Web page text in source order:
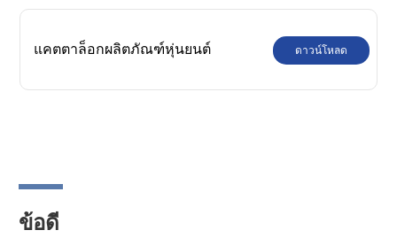
แคตตาล็อกผลิตภัณฑ์หุ่นยนต์ ดาวน์โหลด
ข้อดี